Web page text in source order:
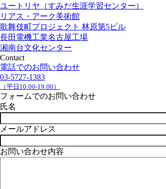
ユートリヤ（すみだ生涯学習センター）
リアス・アーク美術館
歌舞伎町プロジェクト 林原第5ビル
長田電機工業名古屋工場
湘南台文化センター
Contact
電話でのお問い合わせ
03-5727-1383
（平日10:00-19:00）
フォームでのお問い合わせ
氏名
メールアドレス
お問い合わせ内容